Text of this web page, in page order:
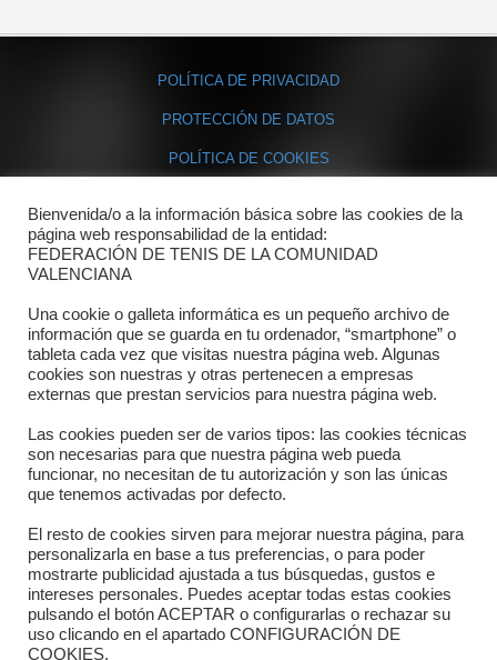
POLÍTICA DE PRIVACIDAD
PROTECCIÓN DE DATOS
POLÍTICA DE COOKIES
Contacto
Dónde estamos
Directorio departamentos
Horario
Formulario de contacto
Copyright © 2025 FTCV
Bienvenida/o a la información básica sobre las cookies de la
página web responsabilidad de la entidad:
FEDERACIÓN DE TENIS DE LA COMUNIDAD
VALENCIANA
Una cookie o galleta informática es un pequeño archivo de
información que se guarda en tu ordenador, “smartphone” o
tableta cada vez que visitas nuestra página web. Algunas
cookies son nuestras y otras pertenecen a empresas
externas que prestan servicios para nuestra página web.
Las cookies pueden ser de varios tipos: las cookies técnicas
son necesarias para que nuestra página web pueda
funcionar, no necesitan de tu autorización y son las únicas
que tenemos activadas por defecto.
El resto de cookies sirven para mejorar nuestra página, para
personalizarla en base a tus preferencias, o para poder
mostrarte publicidad ajustada a tus búsquedas, gustos e
intereses personales. Puedes aceptar todas estas cookies
pulsando el botón ACEPTAR o configurarlas o rechazar su
uso clicando en el apartado CONFIGURACIÓN DE
COOKIES.